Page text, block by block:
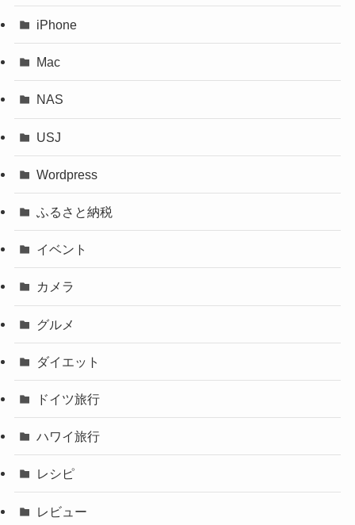
iPhone
Mac
NAS
USJ
Wordpress
ふるさと納税
イベント
カメラ
グルメ
ダイエット
ドイツ旅行
ハワイ旅行
レシピ
レビュー